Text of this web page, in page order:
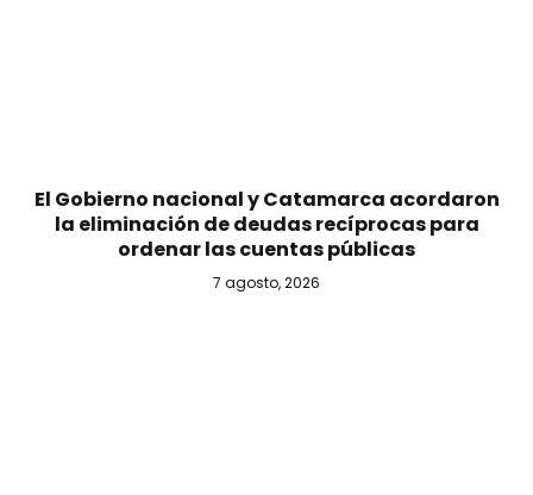
El Gobierno nacional y Catamarca acordaron
la eliminación de deudas recíprocas para
ordenar las cuentas públicas
7 agosto, 2026